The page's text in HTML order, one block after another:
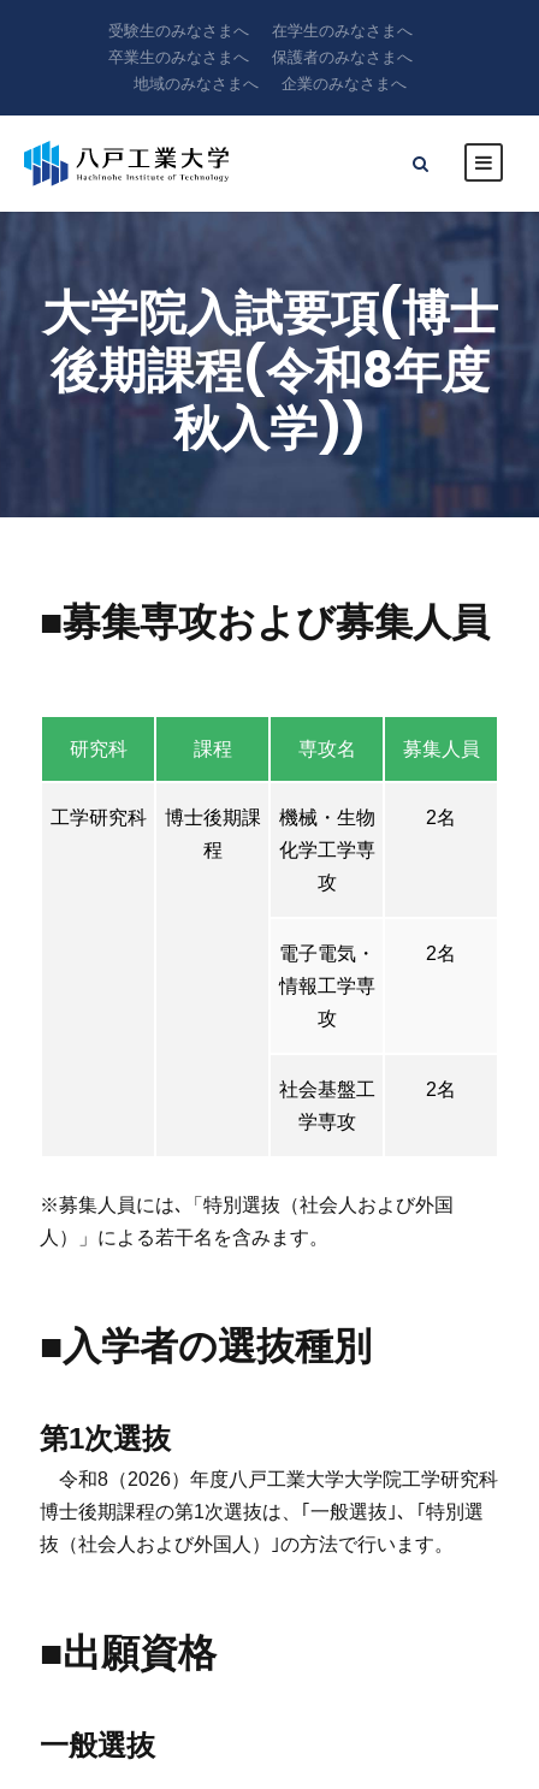
受験生のみなさまへ
在学生のみなさまへ
卒業生のみなさまへ
保護者のみなさまへ
地域のみなさまへ
企業のみなさまへ
大学院入試要項(博士
後期課程(令和8年度
秋入学))
■募集専攻および募集人員
研究科 課程 専攻名 募集人員
工学研究科
博士後期課
程
機械・生物
化学工学専
攻
2名
電子電気・
情報工学専
攻
2名
社会基盤工
学専攻
2名
※募集人員には､「特別選抜（社会人および外国
人）」による若干名を含みます。
■入学者の選抜種別
第1次選抜
令和8（2026）年度八戸工業大学大学院工学研究科
博士後期課程の第1次選抜は、｢一般選抜｣、｢特別選
抜（社会人および外国人）｣の方法で行います。
■出願資格
一般選抜